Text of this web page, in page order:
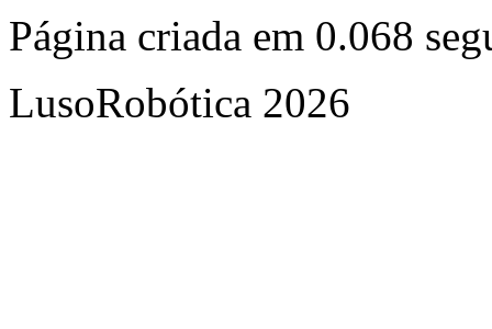
Página criada em 0.068
LusoRobótica 2026